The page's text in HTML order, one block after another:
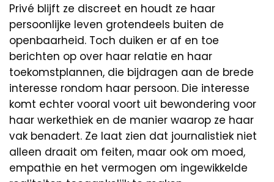
Privé blijft ze discreet en houdt ze haar
persoonlijke leven grotendeels buiten de
openbaarheid. Toch duiken er af en toe
berichten op over haar relatie en haar
toekomstplannen, die bijdragen aan de brede
interesse rondom haar persoon. Die interesse
komt echter vooral voort uit bewondering voor
haar werkethiek en de manier waarop ze haar
vak benadert. Ze laat zien dat journalistiek niet
alleen draait om feiten, maar ook om moed,
empathie en het vermogen om ingewikkelde